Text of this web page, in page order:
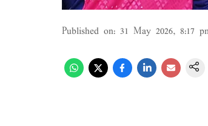
Published on: 31 May 2026, 8:17